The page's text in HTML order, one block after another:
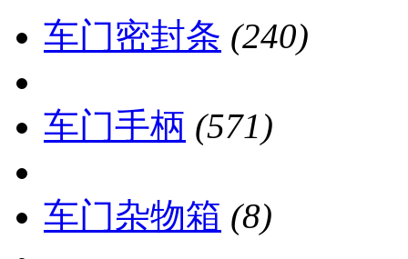
车门密封条 (240)
车门手柄 (571)
车门杂物箱 (8)